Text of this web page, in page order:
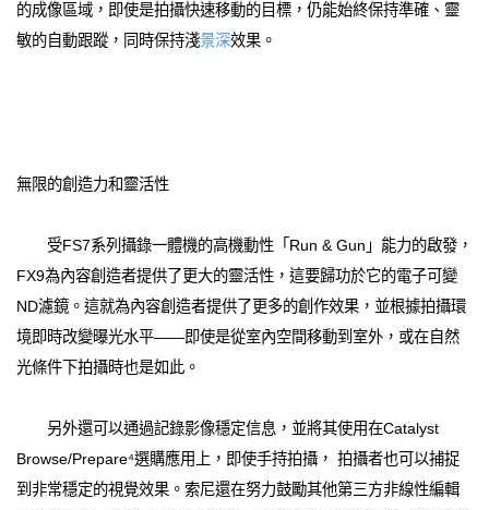
的成像區域，即使是拍攝快速移動的目標，仍能始終保持準確、靈
敏的自動跟蹤，同時保持淺景深效果。
無限的創造力和靈活性
受FS7系列攝錄一體機的高機動性「Run & Gun」能力的啟發，
FX9為內容創造者提供了更大的靈活性，這要歸功於它的電子可變
ND濾鏡。這就為內容創造者提供了更多的創作效果，並根據拍攝環
境即時改變曝光水平——即使是從室內空間移動到室外，或在自然
光條件下拍攝時也是如此。
另外還可以通過記錄影像穩定信息，並將其使用在Catalyst
Browse/Prepare⁴選購應用上，即使手持拍攝， 拍攝者也可以捕捉
到非常穩定的視覺效果。索尼還在努力鼓勵其他第三方非線性編輯